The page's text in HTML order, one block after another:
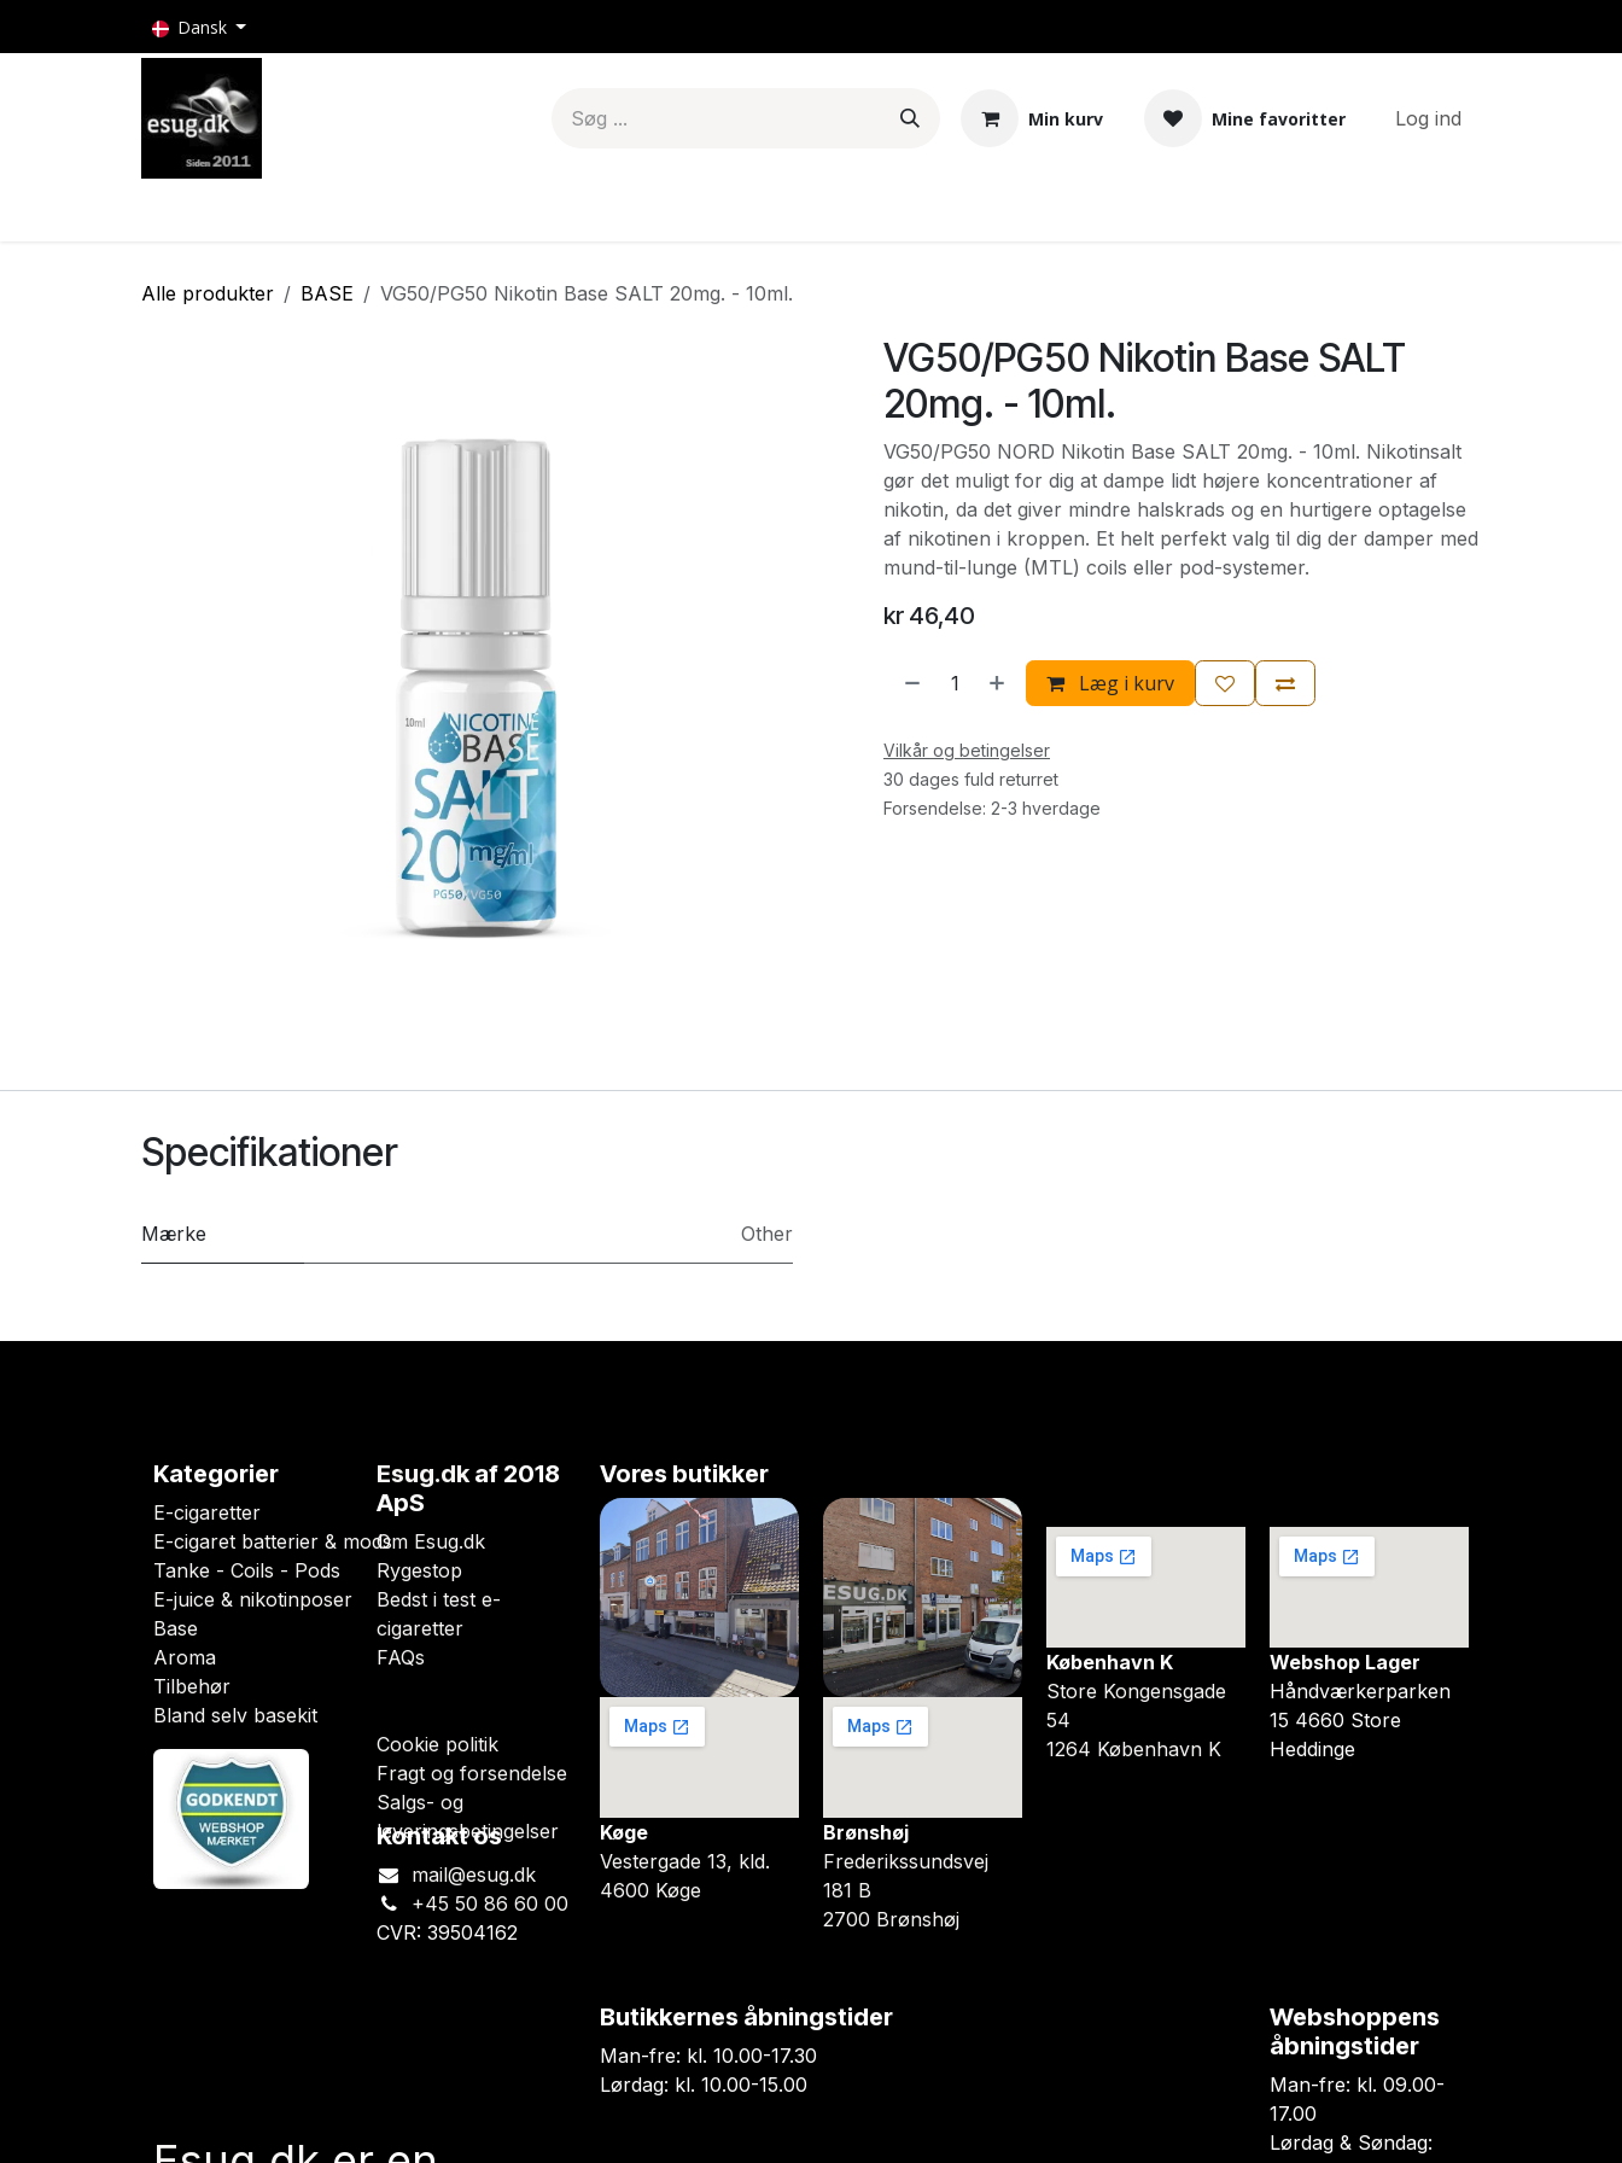
Dansk
Min kurv Mine favoritter Log ind
Alle produkter BASE VG50/PG50 Nikotin Base SALT 20mg. - 10ml.
VG50/PG50 Nikotin Base SALT
20mg. - 10ml.
VG50/PG50 NORD Nikotin Base SALT 20mg. - 10ml. Nikotinsalt
gør det muligt for dig at dampe lidt højere koncentrationer af
nikotin, da det giver mindre halskrads og en hurtigere optagelse
af nikotinen i kroppen. Et helt perfekt valg til dig der damper med
mund-til-lunge (MTL) coils eller pod-systemer.
kr 46,40
Læg i kurv
Vilkår og betingelser
30 dages fuld returret
Forsendelse: 2-3 hverdage
Specifikationer
Mærke Other
Kategorier
E-cigaretter
E-cigaret batterier & mods
Tanke - Coils - Pods
E-juice & nikotinposer
Base
Aroma
Tilbehør
Bland selv basekit
Esug.dkaf 2018
ApS
Om Esug.dk
Rygestop
Bedst i test e-
cigaretter
FAQs
Cookie politik
Fragt og forsendelse
Salgs- og
leveringsbetingelser
Kontakt os
mail@esug.dk
+45 50 86 60 00
CVR: 39504162
Vores butikker
Køge
Vestergade 13, kld.
4600 Køge
Brønshøj
Frederikssundsvej
181 B
2700 Brønshøj
København K
Store Kongensgade
54
1264 København K
Webshop Lager
Håndværkerparken
15 4660 Store
Heddinge
Webshoppens
åbningstider
Man-fre: kl. 09.00-
17.00
Lørdag & Søndag:
Butikkernes åbningstider
Man-fre: kl. 10.00-17.30
Lørdag: kl. 10.00-15.00